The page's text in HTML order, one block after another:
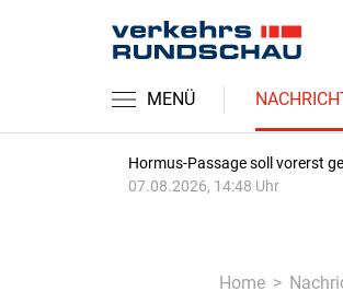
MENÜ
Hormus-Passage soll vorerst
07.08.2026, 14:48 Uhr
Home